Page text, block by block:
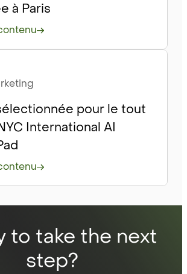
à Paris
pour le tout
International AI
to take the next
step?